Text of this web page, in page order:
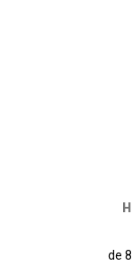
de